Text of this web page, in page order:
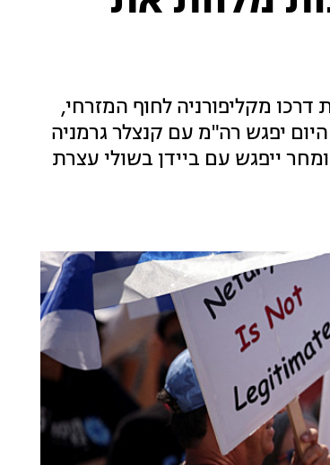
מקליפורניה לחוף המזרחי,
יפגש רה"מ עם קנצלר גרמניה
ייפגש עם ביידן בשולי עצרת